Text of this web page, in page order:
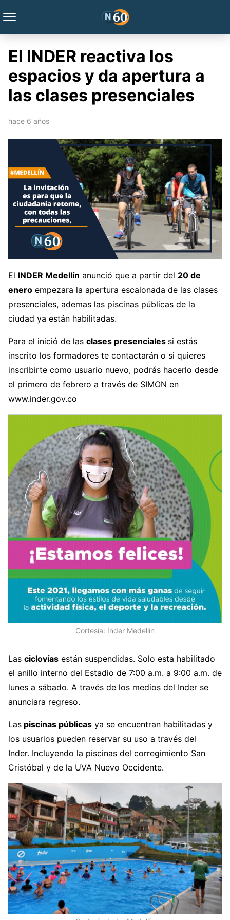
El INDER reactiva los
espacios y da apertura a
las clases presenciales
hace 6 años
El INDER Medellín anunció que a partir del 20 de
enero empezara la apertura escalonada de las clases
presenciales, ademas las piscinas públicas de la
ciudad ya están habilitadas.
Para el inició de las clases presenciales si estás
inscrito los formadores te contactarán o si quieres
inscribirte como usuario nuevo, podrás hacerlo desde
el primero de febrero a través de SIMON en
www.inder.gov.co
Cortesía: Inder Medellín
Las ciclovías están suspendidas. Solo esta habilitado
el anillo interno del Estadio de 7:00 a.m. a 9:00 a.m. de
lunes a sábado. A través de los medios del Inder se
anunciara regreso.
Las piscinas públicas ya se encuentran habilitadas y
los usuarios pueden reservar su uso a través del
Inder. Incluyendo la piscinas del corregimiento San
Cristóbal y de la UVA Nuevo Occidente.